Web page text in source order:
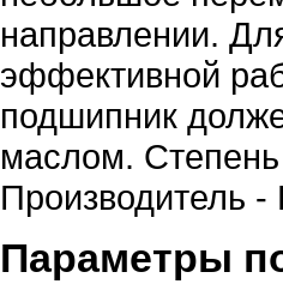
направлении.
эффективной
подшипник
маслом.
Производитель
Параметры